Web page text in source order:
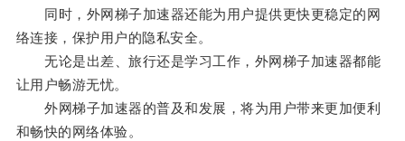
同时，外网梯子加速器还能为用户提供更快更稳定的网
络连接，保护用户的隐私安全。
无论是出差、旅行还是学习工作，外网梯子加速器都能
让用户畅游无忧。
外网梯子加速器的普及和发展，将为用户带来更加便利
和畅快的网络体验。